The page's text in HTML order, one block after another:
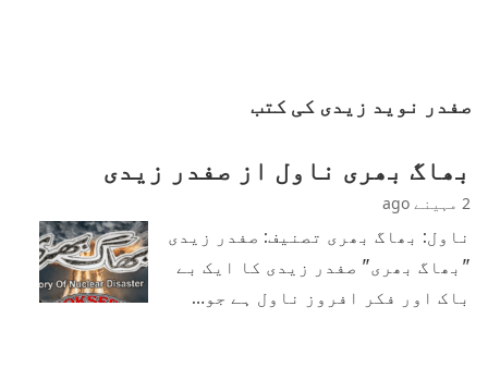
صفدر نوید زیدی کی کتب
بھاگ بھری ناول از صفدر زیدی
2 مہینے ago
ناول: بھاگ بھری تصنیف: صفدر زیدی
"بھاگ بھری" صفدر زیدی کا ایک بے
باک اور فکر افروز ناول ہے جو…